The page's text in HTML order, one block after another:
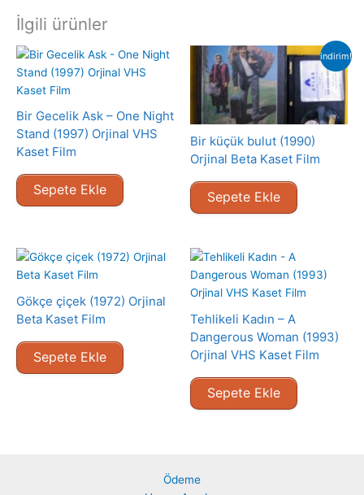
İlgili ürünler
Bir Gecelik Ask – One Night
Stand (1997) Orjinal VHS
Kaset Film
Sepete Ekle
indirim!
Bir küçük bulut (1990)
Orjinal Beta Kaset Film
Sepete Ekle
Gökçe çiçek (1972) Orjinal
Beta Kaset Film
Sepete Ekle
Tehlikeli Kadın – A
Dangerous Woman (1993)
Orjinal VHS Kaset Film
Sepete Ekle
Ödeme